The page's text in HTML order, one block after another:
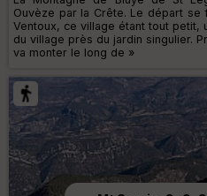
Ouvèze par la Crête. Le départ
Ventoux, ce village étant tout petit,
du village près du jardin singulier.
va monter le long de »